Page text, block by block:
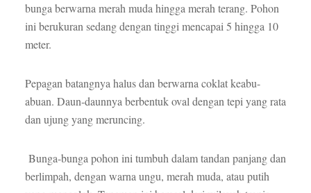
bunga berwarna merah muda hingga merah terang. Pohon
ini berukuran sedang dengan tinggi mencapai 5 hingga 10
meter.
Pepagan batangnya halus dan berwarna coklat keabu-
abuan. Daun-daunnya berbentuk oval dengan tepi yang rata
dan ujung yang meruncing.
Bunga-bunga pohon ini tumbuh dalam tandan panjang dan
berlimpah, dengan warna ungu, merah muda, atau putih